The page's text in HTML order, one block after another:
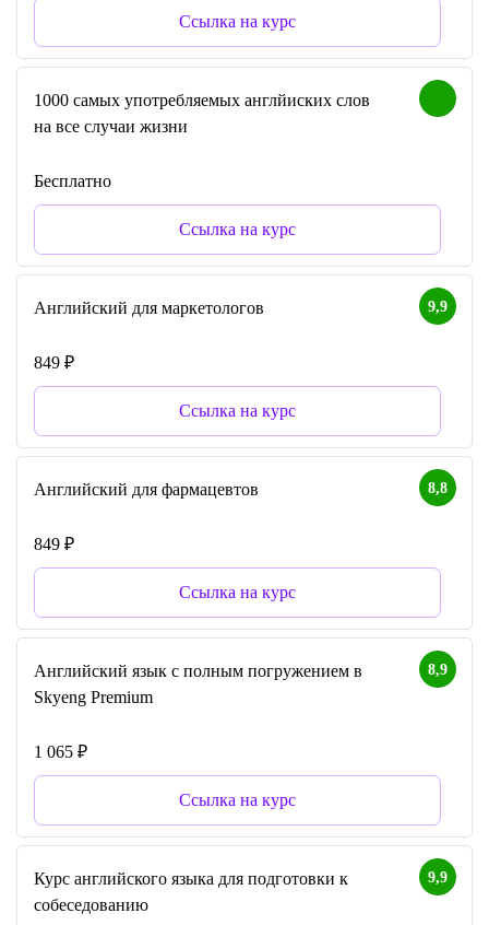
Ссылка на курс
1000 самых употребляемых англйиских слов
на все случаи жизни
Бесплатно
Ссылка на курс
9,9
Английский для маркетологов
849 ₽
Ссылка на курс
8,8
Английский для фармацевтов
849 ₽
Ссылка на курс
8,9
Английский язык с полным погружением в
Skyeng Premium
1 065 ₽
Ссылка на курс
9,9
Курс английского языка для подготовки к
собеседованию